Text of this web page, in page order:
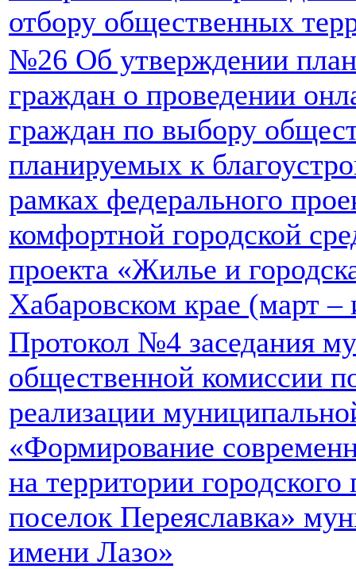
отбору общественных
№26 Об утверждении
граждан о проведении
граждан по выбору
планируемых к
рамках федерального
комфортной городской
проекта «Жилье и
Хабаровском крае (март
Протокол №4 заседания
общественной комиссии
реализации
«Формирование
на территории
поселок Переяславка»
имени Лазо»